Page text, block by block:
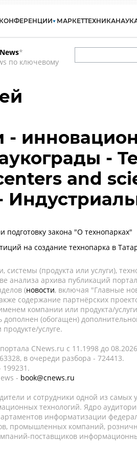
КОНФЕРЕНЦИИ МАРКЕТТЕХНИКА
*
по ключевому
-
-
and
подготовку закона "О технопарках"
на создание технопарка в
(продукта или услуги),
анализа архива публикаций
(новости, включая "Главные
содержание партнёрских
компании или продукта/
(обогащен)
услуге.
CNews.ru c 11.1998 до
в очереди разбора - 724413.
199231.
- book@cnews.ru
и сотрудники одной из самых
технологий. Ядро
информатизации
промышленных компаний,
поставщиков